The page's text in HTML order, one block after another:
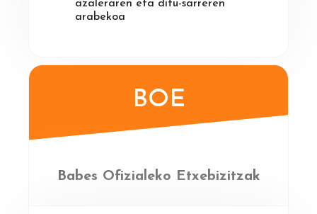
azaleraren eta ditu-sarreren
arabekoa
BOE
Babes Ofizialeko Etxebizitzak